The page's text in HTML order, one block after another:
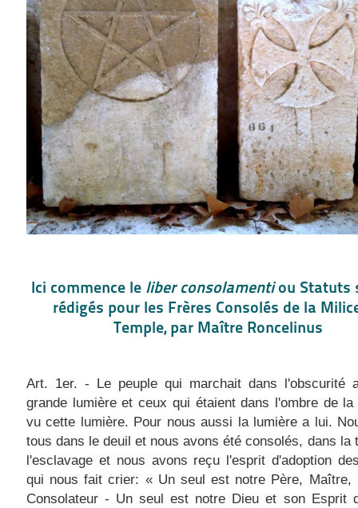
Ici commence leliber consolamentiou Statuts
rédigés pour les Frères Consolés de la
Temple, par Maître Roncelinus
Art. 1er. - Le peuple qui marchait dans l'obscurité
grande lumière et ceux qui étaient dans l'ombre de
vu cette lumière. Pour nous aussi la lumière a lui.
tous dans le deuil et nous avons été consolés, dans la
l'esclavage et nous avons reçu l'esprit d'adoption
qui nous fait crier: « Un seul est notre Père, Maître,
Consolateur - Un seul est notre Dieu et son Esprit